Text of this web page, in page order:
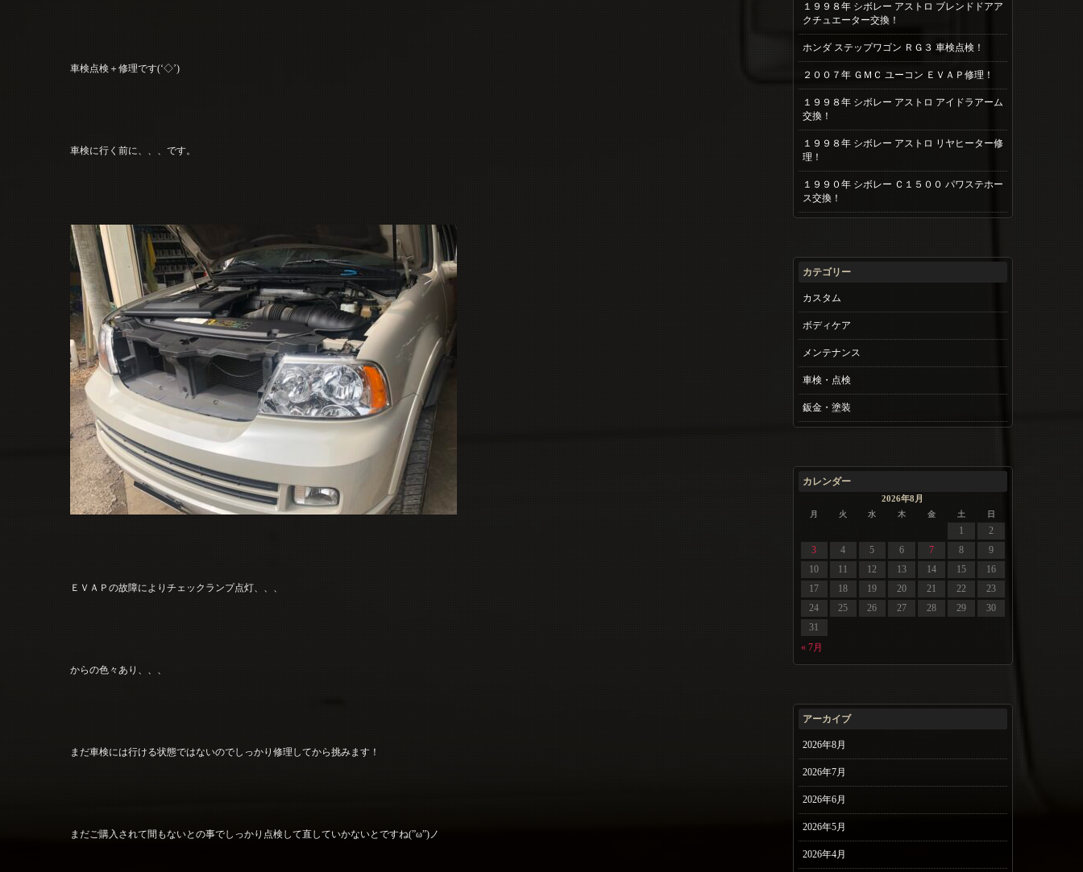
車検点検＋修理です(‘◇’)ゞ
車検に行く前に、、、です。
ＥＶＡＰの故障によりチェックランプ点灯、、、
からの色々あり、、、
まだ車検には行ける状態ではないのでしっかり修理してから挑みます！
まだご購入されて間もないとの事でしっかり点検して直していかないとですね(”ω”)ノ
１９９８年 シボレー アストロ ブレンドドアア
クチュエーター交換！
ホンダ ステップワゴン ＲＧ３ 車検点検！
２００７年 ＧＭＣ ユーコン ＥＶＡＰ修理！
１９９８年 シボレー アストロ アイドラアーム
交換！
１９９８年 シボレー アストロ リヤヒーター修
理！
１９９０年 シボレー Ｃ１５００ パワステホー
ス交換！
カテゴリー
カスタム
ボディケア
メンテナンス
車検・点検
鈑金・塗装
カレンダー
2026年8月
月 火 水 木 金 土 日
« 7月
1
2
3
4 5 6 7 8
9
10
11 12 13 14 15
16
17
18 19 20 21 22
23
24
25 26 27 28 29
30
31
アーカイブ
2026年8月
2026年7月
2026年6月
2026年5月
2026年4月